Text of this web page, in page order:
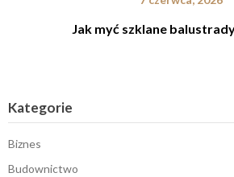
Jak myć szklane
Kategorie
Biznes
Budownictwo